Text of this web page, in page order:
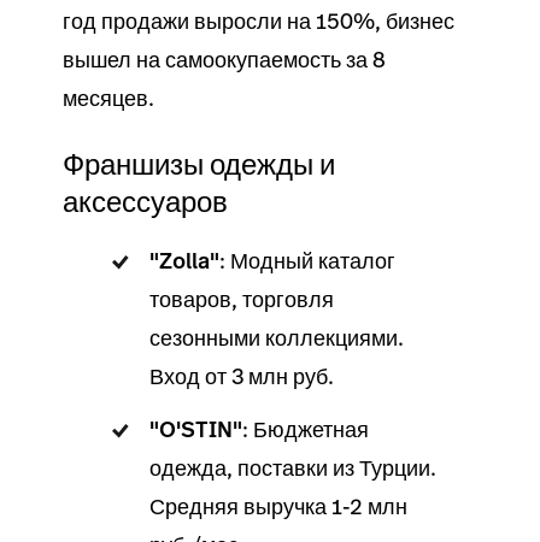
год продажи выросли на 150%, бизнес
вышел на самоокупаемость за 8
месяцев.
Франшизы одежды и
аксессуаров
"Zolla": Модный каталог
товаров, торговля
сезонными коллекциями.
Вход от 3 млн руб.
"O'STIN": Бюджетная
одежда, поставки из Турции.
Средняя выручка 1-2 млн